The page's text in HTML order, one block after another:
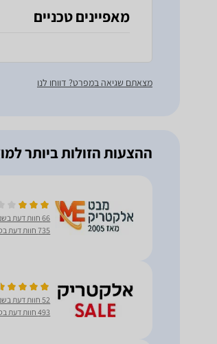
מאפיינים טכניים
מצאתם שגיאה במפרט? דווחו לנו
ההצעות הזולות ביותר
66 חוות דעת בשנה האחרונה
735 חוות דעת בסך הכל
52 חוות דעת בשנה האחרונה
493 חוות דעת בסך הכל